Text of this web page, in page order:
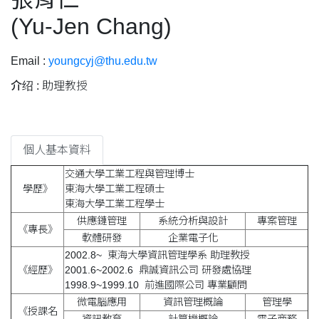
(Yu-Jen Chang)
Email : youngcyj@thu.edu.tw
介绍 : 助理教授
個人基本資料
學歷》
交通大學工業工程與管理博士
東海大學工業工程碩士
東海大學工業工程學士
《專長》
供應鏈管理 系統分析與設計
專案管理
軟體研發
企業電子化
《經歷》
2002.8~ 東海大學資訊管理學系 助理教授
2001.6~2002.6 鼎誠資訊公司 研發處協理
1998.9~1999.10 前進國際公司 專業顧問
《授課名
微電腦應用 資訊管理概論
管理學